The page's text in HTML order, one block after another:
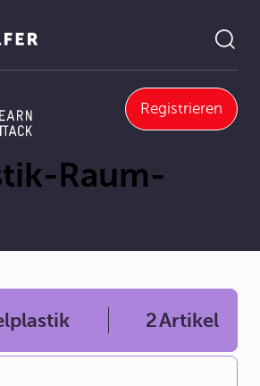
Registrieren
5.4 Plastik-Raum-Bezug
Raum-
2Artikel